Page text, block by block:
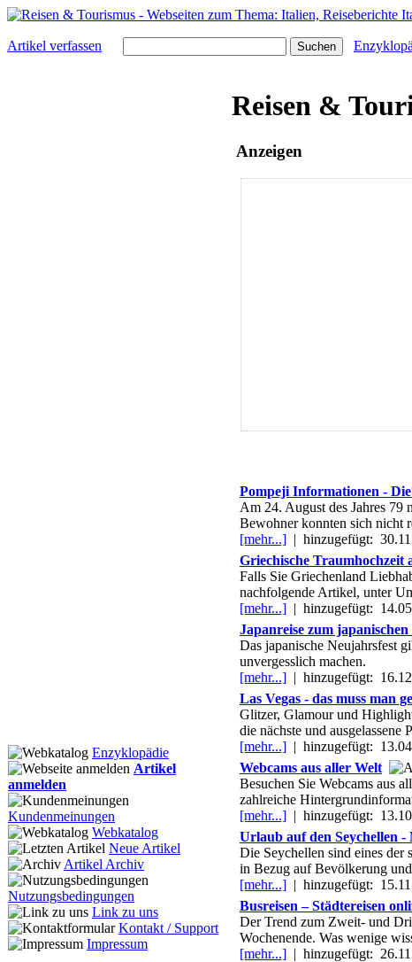
Artikel verfassen
Enzyklopädie
Artikel
anmelden
Kundenmeinungen
Webkatalog
Neue Artikel
Artikel Archiv
Nutzungsbedingungen
Link zu uns
Kontakt / Support
Impressum
Reisen &
Anzeigen
Pompeji Informationen -
Am 24. August des Jahres 79
Bewohner konnten sich nicht
[mehr...] | hinzugefügt:
Griechische Traumhochzeit
Falls Sie Griechenland
nachfolgende Artikel, unter
[mehr...] | hinzugefügt:
Japanreise zum
Das japanische Neujahrsfest
unvergesslich machen.
[mehr...] | hinzugefügt:
Las Vegas - das muss man
Glitzer, Glamour und
die nächste und ausgelassene
[mehr...] | hinzugefügt:
Webcams aus aller Welt
Besuchen Sie Webcams aus
zahlreiche
[mehr...] | hinzugefügt:
Urlaub auf den Seychellen
Die Seychellen sind eines der
in Bezug auf Bevölkerung
[mehr...] | hinzugefügt:
Busreisen – Städtereisen
Der Trend zum Zweit- und
Wochenende. Was wenige
[mehr...] | hinzugefügt: